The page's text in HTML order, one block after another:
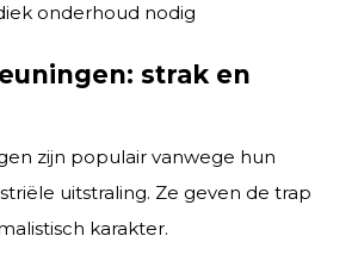
onderhoud nodig
strak en
zijn populair vanwege hun
uitstraling. Ze geven de trap
karakter.